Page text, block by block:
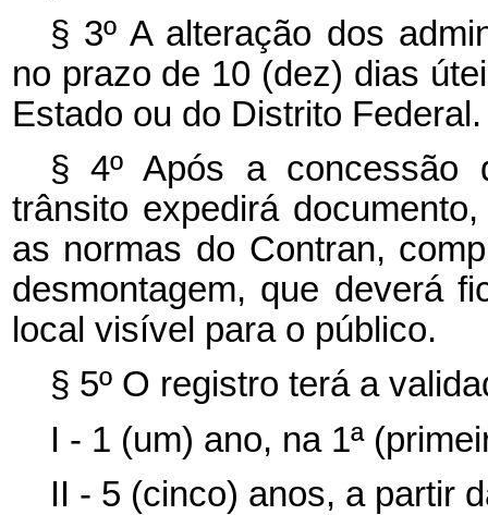
§ 3º A alteração dos
no prazo de 10 (dez) dias
Estado ou do Distrito Federal.
§ 4º Após a concessão
trânsito expedirá
as normas do Contran,
desmontagem, que deverá
local visível para o público.
§ 5º O registro terá a
I - 1 (um) ano, na 1ª
II - 5 (cinco) anos, a partir